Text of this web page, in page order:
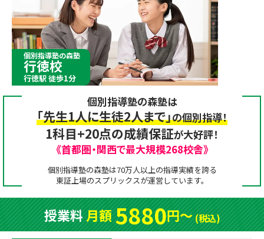
中学生の個別指導
高校生の個別指導
森塾を知る
森塾を知る トップ
森塾の想い
成績アップをかなえる！森塾メソッド
森塾の授業料について
子と親のお悩み別！なぜ？どうして？森塾！
入塾について
入塾について トップ
塾の選び方
入塾までの流れ
無料体験授業について
よくあるご質問
お電話はこちら
0120-602-607
個別指導塾の森塾
行徳校
行徳駅 徒歩1分
個別指導塾の森塾は
「先生1人に生徒2人まで」の個別指導！
1科目+20点の成績保証が大好評！
《首都圏・関西で最大規模268校舎》
個別指導塾の森塾は70万人以上の指導実績を誇る
東証上場のスプリックスが運営しています。
授業料月額5880円〜(税込)